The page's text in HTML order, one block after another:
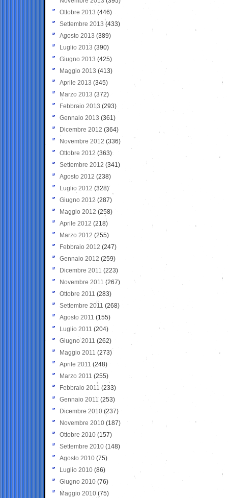
Ottobre 2013 (446)
Settembre 2013 (433)
Agosto 2013 (389)
Luglio 2013 (390)
Giugno 2013 (425)
Maggio 2013 (413)
Aprile 2013 (345)
Marzo 2013 (372)
Febbraio 2013 (293)
Gennaio 2013 (361)
Dicembre 2012 (364)
Novembre 2012 (336)
Ottobre 2012 (363)
Settembre 2012 (341)
Agosto 2012 (238)
Luglio 2012 (328)
Giugno 2012 (287)
Maggio 2012 (258)
Aprile 2012 (218)
Marzo 2012 (255)
Febbraio 2012 (247)
Gennaio 2012 (259)
Dicembre 2011 (223)
Novembre 2011 (267)
Ottobre 2011 (283)
Settembre 2011 (268)
Agosto 2011 (155)
Luglio 2011 (204)
Giugno 2011 (262)
Maggio 2011 (273)
Aprile 2011 (248)
Marzo 2011 (255)
Febbraio 2011 (233)
Gennaio 2011 (253)
Dicembre 2010 (237)
Novembre 2010 (187)
Ottobre 2010 (157)
Settembre 2010 (148)
Agosto 2010 (75)
Luglio 2010 (86)
Giugno 2010 (76)
Maggio 2010 (75)